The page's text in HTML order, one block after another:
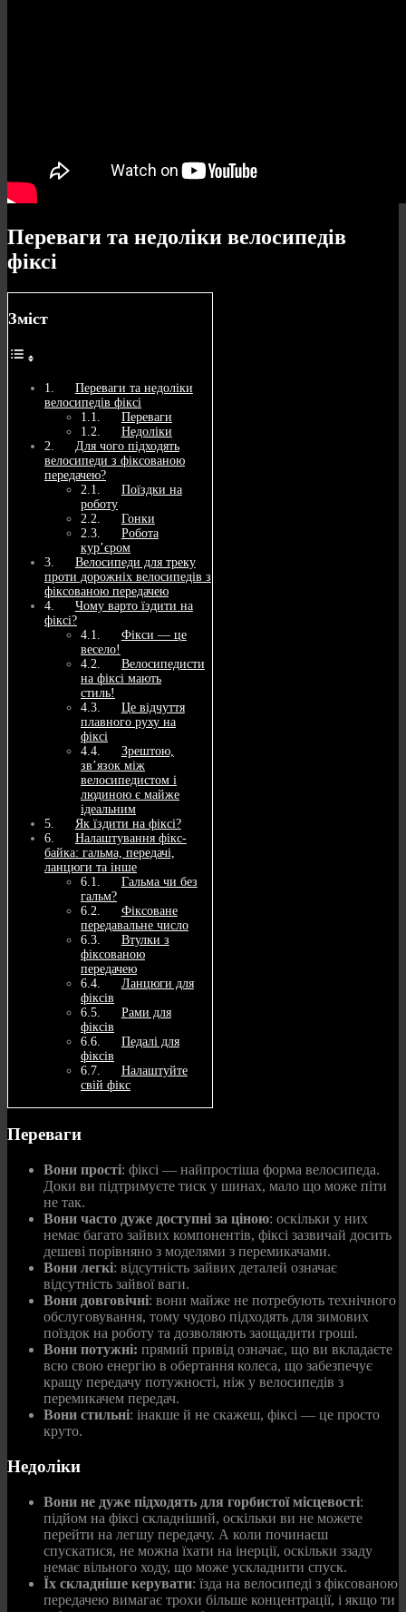
Переваги та недоліки велосипедів
фіксі
Зміст
Переваги та недоліки
велосипедів фіксі
Переваги
Недоліки
Для чого підходять
велосипеди з фіксованою
передачею?
Поїздки на
роботу
Гонки
Робота
кур’єром
Велосипеди для треку
проти дорожніх велосипедів з
фіксованою передачею
Чому варто їздити на
фіксі?
Фікси — це
весело!
Велосипедисти
на фіксі мають
стиль!
Це відчуття
плавного руху на
фіксі
Зрештою,
зв’язок між
велосипедистом і
людиною є майже
ідеальним
Як їздити на фіксі?
Налаштування фікс-
байка: гальма, передачі,
ланцюги та інше
Гальма чи без
гальм?
Фіксоване
передавальне число
Втулки з
фіксованою
передачею
Ланцюги для
фіксів
Рами для
фіксів
Педалі для
фіксів
Налаштуйте
свій фікс
Переваги
Вони прості: фіксі — найпростіша форма велосипеда.
Доки ви підтримуєте тиск у шинах, мало що може піти
не так.
Вони часто дуже доступні за ціною: оскільки у них
немає багато зайвих компонентів, фіксі зазвичай досить
дешеві порівняно з моделями з перемикачами.
Вони легкі: відсутність зайвих деталей означає
відсутність зайвої ваги.
Вони довговічні: вони майже не потребують технічного
обслуговування, тому чудово підходять для зимових
поїздок на роботу та дозволяють заощадити гроші.
Вони потужні: прямий привід означає, що ви вкладаєте
всю свою енергію в обертання колеса, що забезпечує
кращу передачу потужності, ніж у велосипедів з
перемикачем передач.
Вони стильні: інакше й не скажеш, фіксі — це просто
круто.
Недоліки
Вони не дуже підходять для горбистої місцевості:
підйом на фіксі складніший, оскільки ви не можете
перейти на легшу передачу. А коли починаєш
спускатися, не можна їхати на інерції, оскільки ззаду
немає вільного ходу, що може ускладнити спуск.
Їх складніше керувати: їзда на велосипеді з фіксованою
передачею вимагає трохи більше концентрації, і якщо ти